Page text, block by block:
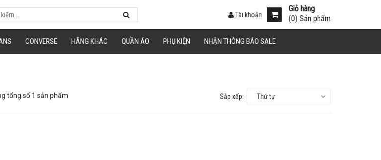
Giỏ hàng
(0) Sản phẩm
Tài khoản
CONVERSE HÃNG KHÁC QUẦN ÁO PHỤ KIỆN NHẬN THÔNG BÁO SALE
tổng số 1 sản phẩm Sắp xếp: Thứ tự